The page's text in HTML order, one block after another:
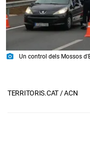
photo_camera
Un control dels Mossos
TERRITORIS.CAT / ACN